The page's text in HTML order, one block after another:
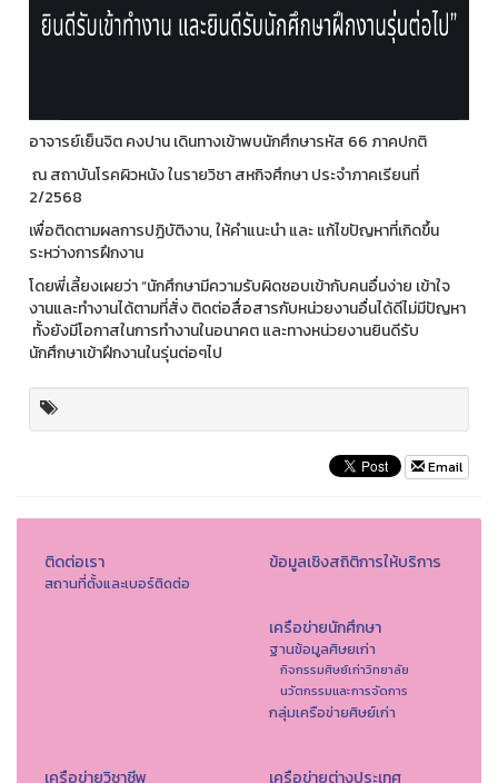
อาจารย์เย็นจิต คงปาน เดินทางเข้าพบนักศึกษารหัส 66 ภาคปกติ
ณ สถาบันโรคผิวหนัง ในรายวิชา สหกิจศึกษา ประจำภาคเรียนที่
2/2568
เพื่อติดตามผลการปฏิบัติงาน, ให้คำแนะนำ และ แก้ไขปัญหาที่เกิดขึ้น
ระหว่างการฝึกงาน
โดยพี่เลี้ยงเผยว่า “นักศึกษามีความรับผิดชอบเข้ากับคนอื่นง่าย เข้าใจ
งานและทำงานได้ตามที่สั่ง ติดต่อสื่อสารกับหน่วยงานอื่นได้ดีไม่มีปัญหา
ทั้งยังมีโอกาสในการทำงานในอนาคต และทางหน่วยงานยินดีรับ
นักศึกษาเข้าฝึกงานในรุ่นต่อๆไป
Email
ติดต่อเรา
สถานที่ตั้งและเบอร์ติดต่อ
ข้อมูลเชิงสถิติการให้บริการ
เครือข่ายนักศึกษา
ฐานข้อมูลศิษยเก่า
กิจกรรมศิษย์เก่าวิทยาลัย
นวัตกรรมและการจัดการ
กลุ่มเครือข่ายศิษย์เก่า
เครือข่ายวิชาชีพ เครือข่ายต่างประเทศ